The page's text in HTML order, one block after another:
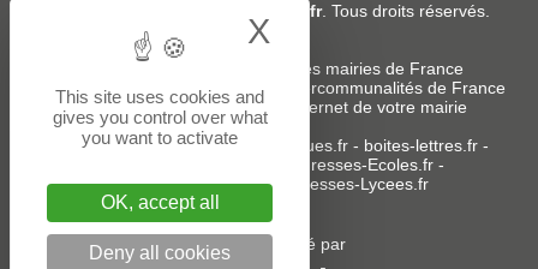
Adresses-Mairies.fr. Tous droits réservés.
Services :
Liste des adresses e-mails des mairies de France
Liste des adresses e-mails des intercommunalités de France
-Création ou refonte du site internet de votre mairie
Sites partenaires:donneespubliques.fr- boites-lettres.fr-
Adresses-Ecoles.fr -
Adresses-Colleges.fr- Adresses-Lycees.fr
Un service édité par
This site uses cookies and
gives you control over what
you want to activate
OK, accept all
Deny all cookies
X